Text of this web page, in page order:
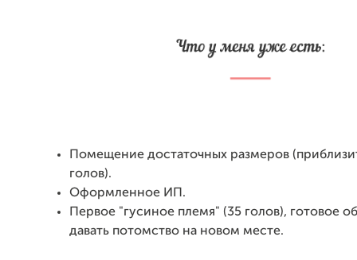
Помещение достаточных размеров
голов).
Оформленное ИП.
Первое "гусиное племя" (35 голов), готовое
давать потомство на новом месте.